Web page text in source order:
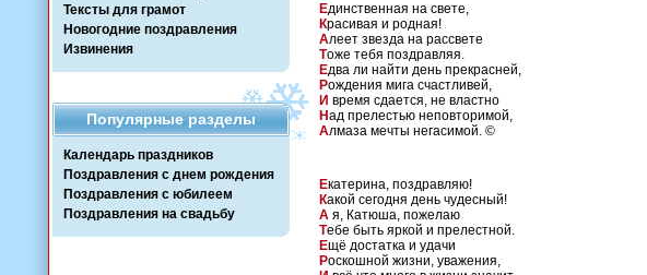
Тексты для грамот
Новогодние поздравления
Извинения
Популярные разделы
Календарь праздников
Поздравления с днем рождения
Поздравления с юбилеем
Поздравления на свадьбу
Единственная на свете,
Красивая и родная!
Алеет звезда на рассвете
Тоже тебя поздравляя.
Едва ли найти день прекрасней,
Рождения мига счастливей,
И время сдается, не властно
Над прелестью неповторимой,
Алмаза мечты негасимой. ©
Екатерина, поздравляю!
Какой сегодня день чудесный!
А я, Катюша, пожелаю
Тебе быть яркой и прелестной.
Ещё достатка и удачи
Роскошной жизни, уважения,